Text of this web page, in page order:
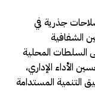
جذرية في
الشفافية
السلطات المحلية
الأداء الإداري،
التنمية المستدامة